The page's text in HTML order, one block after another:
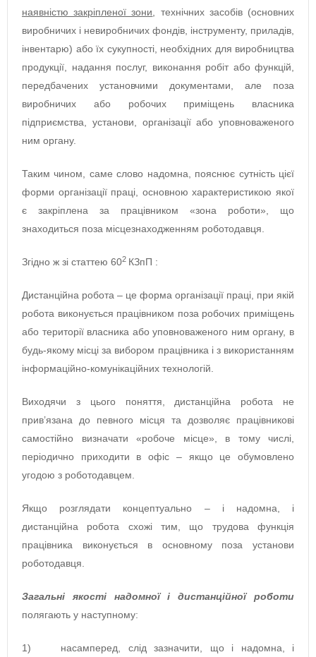
наявністю закріпленої зони , технічних засобів (основних
виробничих і невиробничих фондів, інструменту, приладів,
інвентарю) або їх сукупності, необхідних для виробництва
продукції, надання послуг, виконання робіт або функцій,
передбачених установчими документами, але поза
виробничих або робочих приміщень власника
підприємства, установи, організації або уповноваженого
ним органу.
Таким чином, саме слово надомна, пояснює сутність цієї
форми організації праці, основною характеристикою якої
є закріплена за працівником «зона роботи», що
знаходиться поза місцезнаходженням роботодавця.
Згідно ж зі статтею 602 КЗпП :
Дистанційна робота – це форма організації праці, при якій
робота виконується працівником поза робочих приміщень
або території власника або уповноваженого ним органу, в
будь-якому місці за вибором працівника і з використанням
інформаційно-комунікаційних технологій.
Виходячи з цього поняття, дистанційна робота не
прив’язана до певного місця та дозволяє працівникові
самостійно визначати «робоче місце», в тому числі,
періодично приходити в офіс – якщо це обумовлено
угодою з роботодавцем.
Якщо розглядати концептуально – і надомна, і
дистанційна робота схожі тим, що трудова функція
працівника виконується в основному поза установи
роботодавця.
Загальні якості надомної і дистанційної роботи
полягають у наступному:
1) насамперед, слід зазначити, що і надомна, і